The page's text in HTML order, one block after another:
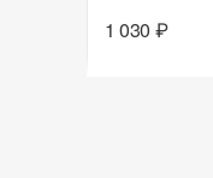
1 030 ₽